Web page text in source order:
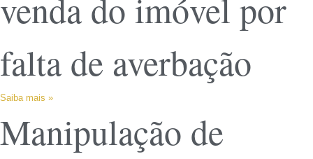
falta de averbação
Saiba mais »
Manipulação de